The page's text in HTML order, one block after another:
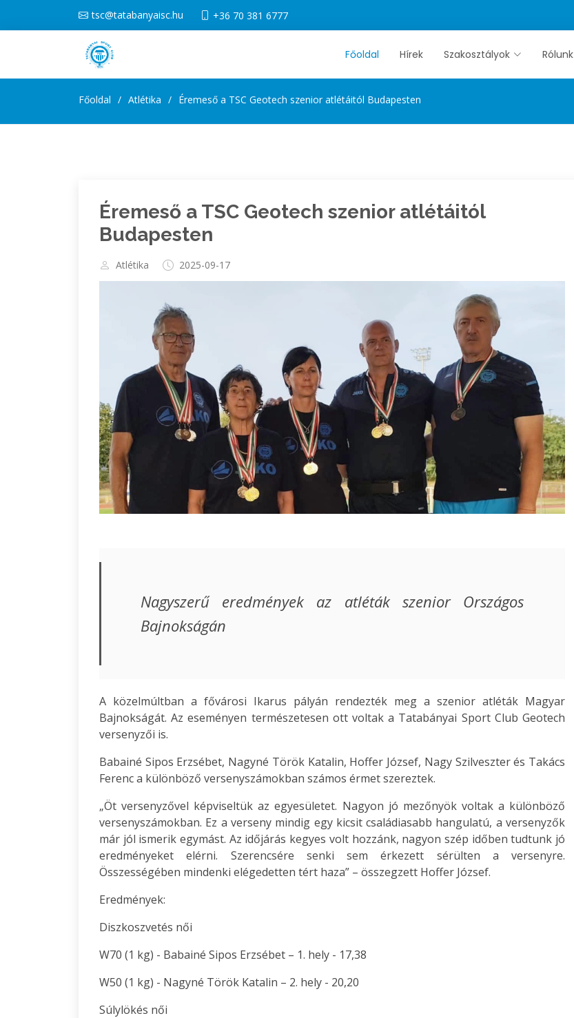
tsc@tatabanyaisc.hu +36 70 381 6777
Főoldal Hírek Szakosztályok Rólunk
Főoldal Atlétika Éremeső a TSC Geotech szenior atlétáitól Budapesten
Éremeső a TSC Geotech szenior atlétáitól
Budapesten
Atlétika 2025-09-17
Nagyszerű eredmények az atléták szenior Országos
Bajnokságán
A közelmúltban a fővárosi Ikarus pályán rendezték meg a szenior atléták Magyar
Bajnokságát. Az eseményen természetesen ott voltak a Tatabányai Sport Club Geotech
versenyzői is.
Babainé Sipos Erzsébet, Nagyné Török Katalin, Hoffer József, Nagy Szilveszter és Takács
Ferenc a különböző versenyszámokban számos érmet szereztek.
„Öt versenyzővel képviseltük az egyesületet. Nagyon jó mezőnyök voltak a különböző
versenyszámokban. Ez a verseny mindig egy kicsit családiasabb hangulatú, a versenyzők
már jól ismerik egymást. Az időjárás kegyes volt hozzánk, nagyon szép időben tudtunk jó
eredményeket elérni. Szerencsére senki sem érkezett sérülten a versenyre.
Összességében mindenki elégedetten tért haza” – összegzett Hoffer József.
Eredmények:
Diszkoszvetés női
W70 (1 kg) - Babainé Sipos Erzsébet – 1. hely - 17,38
W50 (1 kg) - Nagyné Török Katalin – 2. hely - 20,20
Súlylökés női